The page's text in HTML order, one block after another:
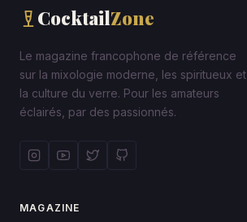
CocktailZone
Le magazine francophone de référence
sur la mixologie moderne, les spiritueux et
la culture du verre. Pour les amateurs
éclairés, par des passionnés.
MAGAZINE